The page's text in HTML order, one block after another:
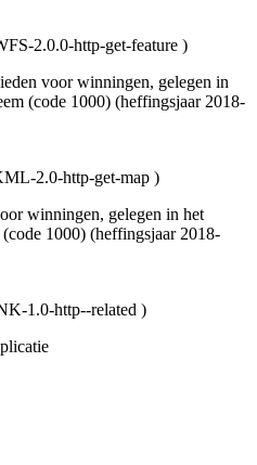
2.0.0-http-get-feature )
voor winningen, gelegen in
(code 1000) (heffingsjaar 2018-
2.0-http-get-map )
winningen, gelegen in het
(code 1000) (heffingsjaar 2018-
1.0-http--related )